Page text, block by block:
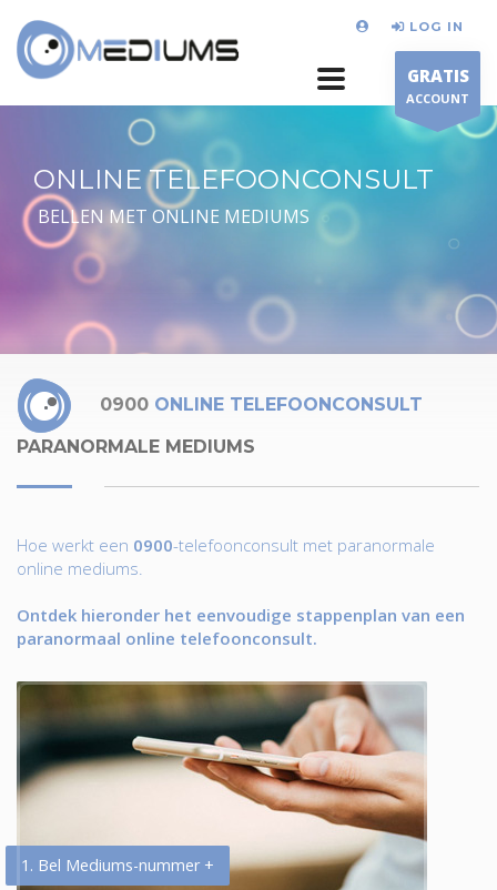
LOG IN
GRATIS
ACCOUNT
ONLINE TELEFOONCONSULT
BELLEN MET ONLINE MEDIUMS
0900 ONLINE TELEFOONCONSULT
PARANORMALE MEDIUMS
Hoe werkt een 0900-telefoonconsult met paranormale
online mediums.
Ontdek hieronder het eenvoudige stappenplan van een
paranormaal online telefoonconsult.
1. Bel Mediums-nummer +